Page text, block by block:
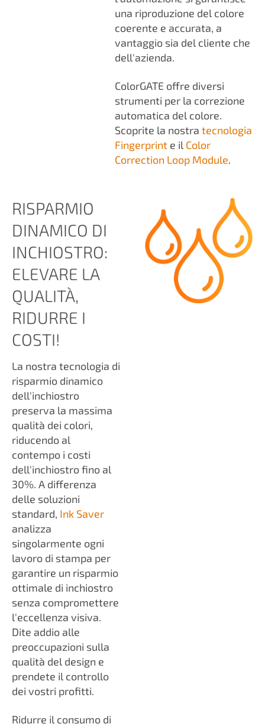
una riproduzione del colore
coerente e accurata, a
vantaggio sia del cliente che
dell'azienda.
ColorGATE offre diversi
strumenti per la correzione
automatica del colore.
Scoprite la nostra tecnologia
Fingerprint e il Color
Correction Loop Module.
RISPARMIO
DINAMICO DI
INCHIOSTRO:
ELEVARE LA
QUALITÀ,
RIDURRE I
COSTI!
La nostra tecnologia di
risparmio dinamico
dell'inchiostro
preserva la massima
qualità dei colori,
riducendo al
contempo i costi
dell'inchiostro fino al
30%. A differenza
delle soluzioni
standard, Ink Saver
analizza
singolarmente ogni
lavoro di stampa per
garantire un risparmio
ottimale di inchiostro
senza compromettere
l'eccellenza visiva.
Dite addio alle
preoccupazioni sulla
qualità del design e
prendete il controllo
dei vostri profitti.
Ridurre il consumo di